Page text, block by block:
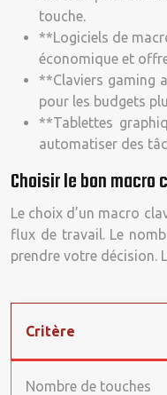
touche.
**Logiciels de
économique et
**Claviers gaming
pour les budgets
**Tablettes
automatiser des
Choisir le bon macro
Le choix d’un macro
flux de travail. Le
prendre votre décision.
Critère
Nombre de touches